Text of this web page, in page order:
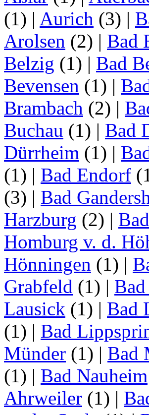
(1) | Aurich (3) |
Arolsen (2) | Bad
Belzig (1) | Bad
Bevensen (1) |
Brambach (2) |
Buchau (1) | Bad
Dürrheim (1) |
(1) | Bad Endorf
(3) | Bad
Harzburg (2) |
Homburg v. d.
Hönningen (1) |
Grabfeld (1) |
Lausick (1) | Bad
(1) | Bad
Münder (1) | Bad
(1) | Bad Nauheim
Ahrweiler (1) |